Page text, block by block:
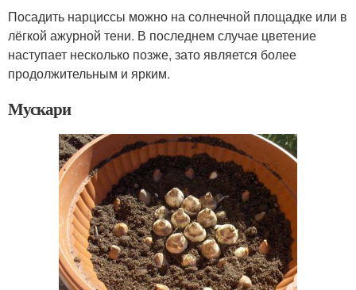
Посадить нарциссы можно на солнечной площадке или в
лёгкой ажурной тени. В последнем случае цветение
наступает несколько позже, зато является более
продолжительным и ярким.
Мускари